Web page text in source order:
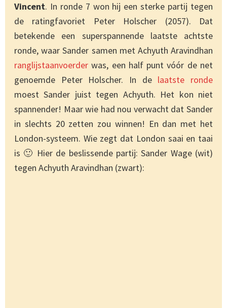
Vincent. In ronde 7 won hij een sterke partij tegen
de ratingfavoriet Peter Holscher (2057). Dat
betekende een superspannende laatste achtste
ronde, waar Sander samen met Achyuth Aravindhan
ranglijstaanvoerderwas, een half punt vóór de net
genoemde Peter Holscher. In de laatste ronde
moest Sander juist tegen Achyuth. Het kon niet
spannender! Maar wie had nou verwacht dat Sander
in slechts 20 zetten zou winnen! En dan met het
London-systeem. Wie zegt dat London saai en taai
is 🙂 Hier de beslissende partij: Sander Wage (wit)
tegen Achyuth Aravindhan (zwart):